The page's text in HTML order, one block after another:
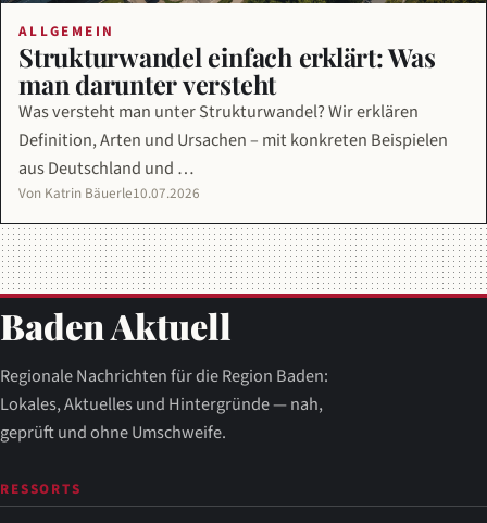
ALLGEMEIN
Strukturwandel einfach erklärt: Was
man darunter versteht
Was versteht man unter Strukturwandel? Wir erklären
Definition, Arten und Ursachen – mit konkreten Beispielen
aus Deutschland und …
Von Katrin Bäuerle10.07.2026
Baden Aktuell
Regionale Nachrichten für die Region Baden:
Lokales, Aktuelles und Hintergründe — nah,
geprüft und ohne Umschweife.
RESSORTS